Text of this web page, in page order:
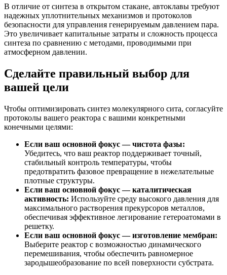
В отличие от синтеза в открытом стакане, автоклавы требуют
надежных уплотнительных механизмов и протоколов
безопасности для управления генерируемым давлением пара.
Это увеличивает капитальные затраты и сложность процесса
синтеза по сравнению с методами, проводимыми при
атмосферном давлении.
Сделайте правильный выбор для
вашей цели
Чтобы оптимизировать синтез молекулярного сита, согласуйте
протоколы вашего реактора с вашими конкретными
конечными целями:
Если ваш основной фокус — чистота фазы:
Убедитесь, что ваш реактор поддерживает точный,
стабильный контроль температуры, чтобы
предотвратить фазовое превращение в нежелательные
плотные структуры.
Если ваш основной фокус — каталитическая
активность: Используйте среду высокого давления для
максимального растворения прекурсоров металлов,
обеспечивая эффективное легирование гетероатомами в
решетку.
Если ваш основной фокус — изготовление мембран:
Выберите реактор с возможностью динамического
перемешивания, чтобы обеспечить равномерное
зародышеобразование по всей поверхности субстрата.